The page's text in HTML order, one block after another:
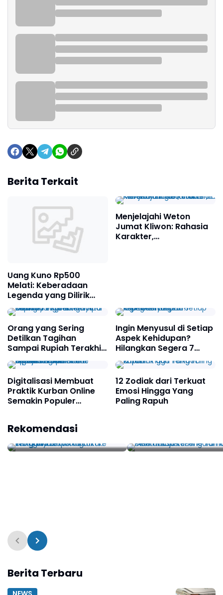
Berita Terkait
Uang Kuno Rp500
Melati: Keberadaan
Legenda yang Dilirik
Pengumpul Dunia
Menjelajahi Weton
Jumat Kliwon: Rahasia
Karakter,
Orang yang Sering
Detilkan Tagihan
Sampai Rupiah Terakhir
ternyata Memiliki 7
Karakteristik Unik Ini
Ingin Menyusul di Setiap
Aspek Kehidupan?
Hilangkan Segera 7
Kebiasaan Ini!
Digitalisasi Membuat
Praktik Kurban Online
Semakin Populer
Diperbolehkan?
12 Zodiak dari Terkuat
Emosi Hingga Yang
Paling Rapuh
Rekomendasi
Ingatkan Warganya
Worldcoin ke Diskominfo
Kecil
Berita Terbaru